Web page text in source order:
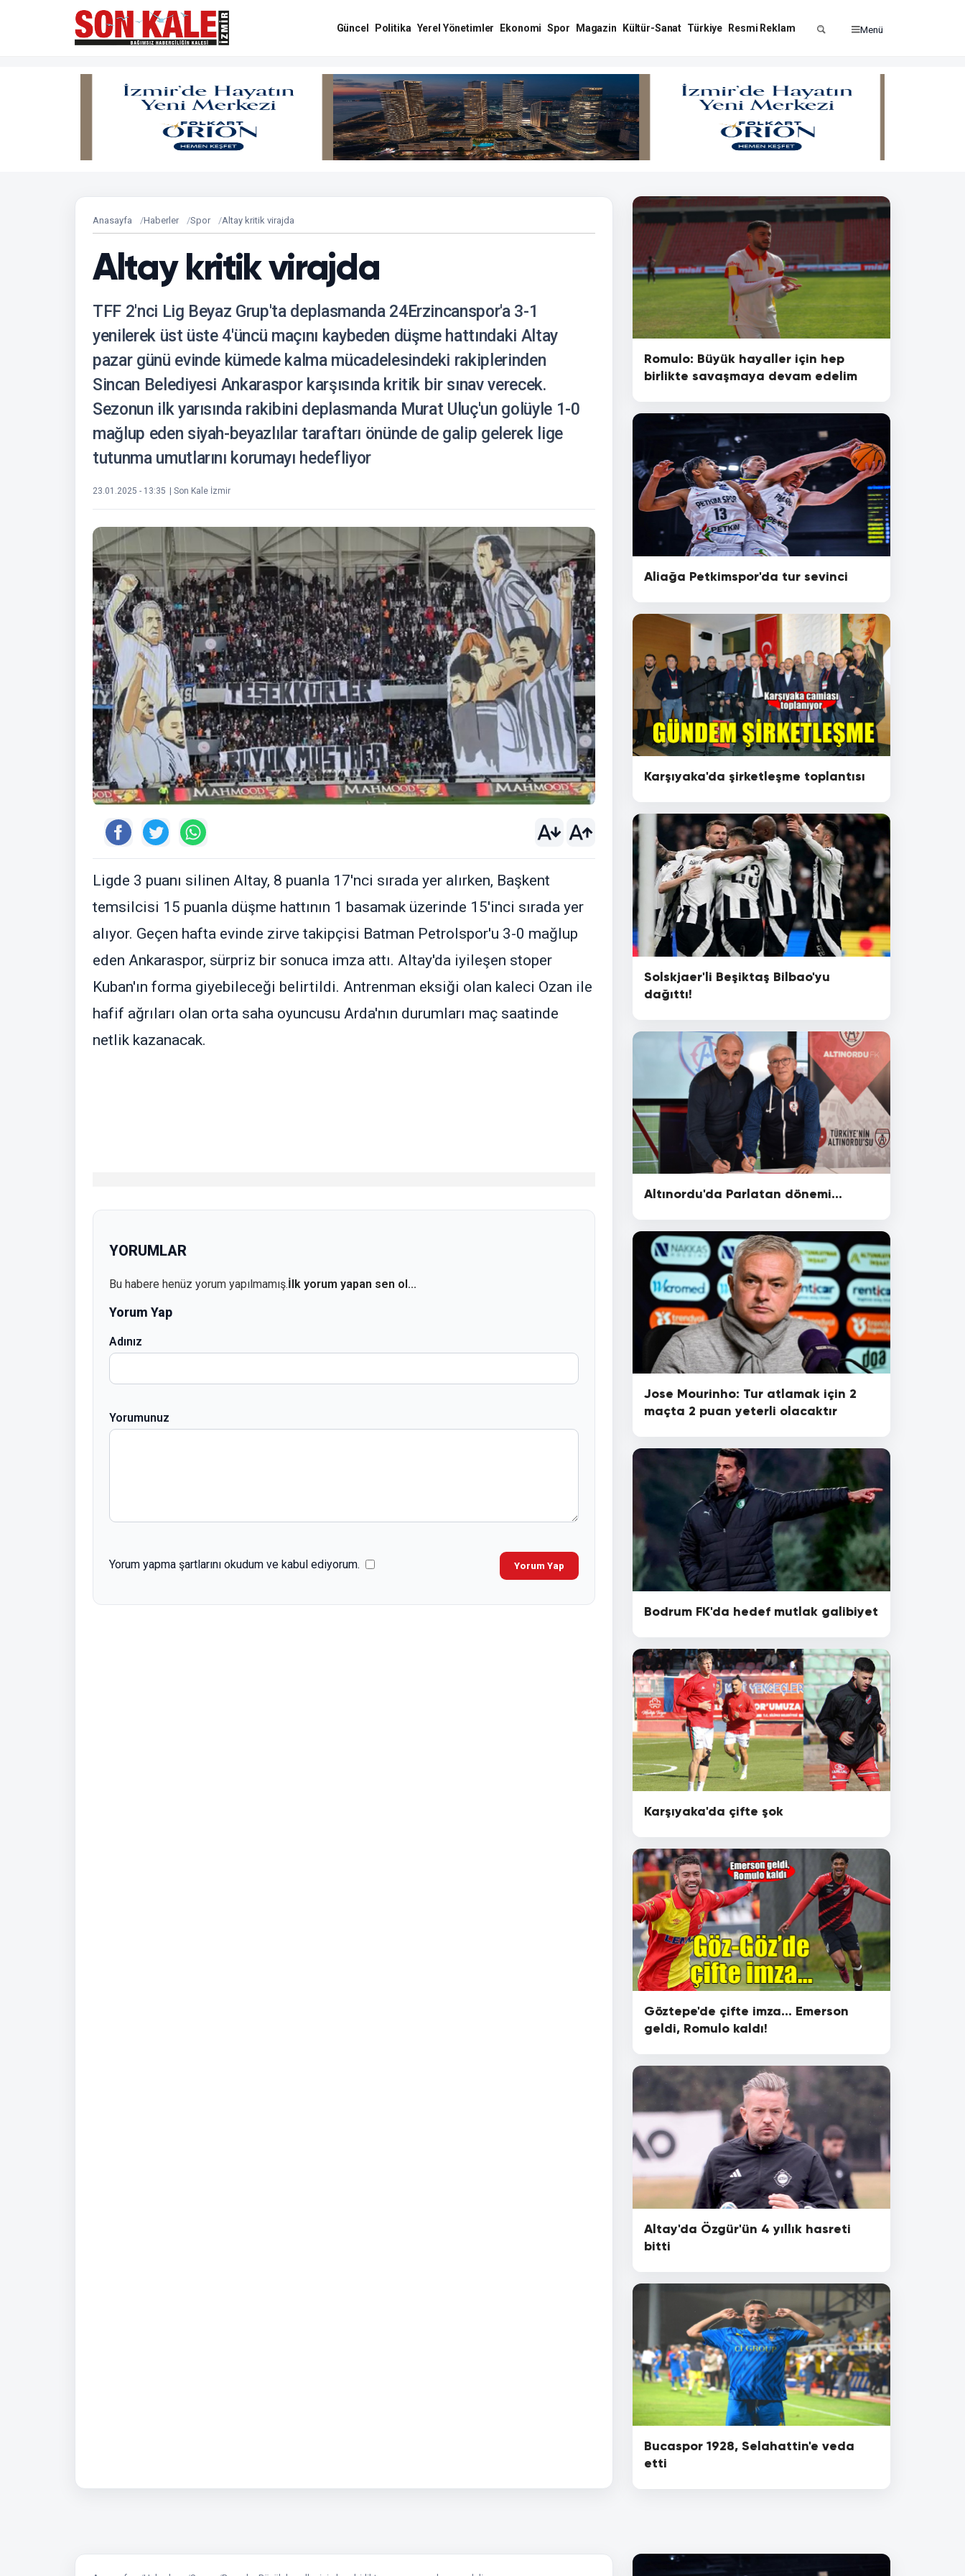
Güncel Politika Yerel Yönetimler Ekonomi Spor Magazin Kültür-Sanat Türkiye Resmi Reklam Menü
Anasayfa Haberler Spor Altay kritik virajda
Altay kritik virajda
TFF 2'nci Lig Beyaz Grup'ta deplasmanda 24Erzincanspor'a 3-1
yenilerek üst üste 4'üncü maçını kaybeden düşme hattındaki Altay
pazar günü evinde kümede kalma mücadelesindeki rakiplerinden
Sincan Belediyesi Ankaraspor karşısında kritik bir sınav verecek.
Sezonun ilk yarısında rakibini deplasmanda Murat Uluç'un golüyle 1-0
mağlup eden siyah-beyazlılar taraftarı önünde de galip gelerek lige
tutunma umutlarını korumayı hedefliyor
23.01.2025 - 13:35 | Son Kale İzmir
Ligde 3 puanı silinen Altay, 8 puanla 17'nci sırada yer alırken, Başkent
temsilcisi 15 puanla düşme hattının 1 basamak üzerinde 15'inci sırada yer
alıyor. Geçen hafta evinde zirve takipçisi Batman Petrolspor'u 3-0 mağlup
eden Ankaraspor, sürpriz bir sonuca imza attı. Altay'da iyileşen stoper
Kuban'ın forma giyebileceği belirtildi. Antrenman eksiği olan kaleci Ozan ile
hafif ağrıları olan orta saha oyuncusu Arda'nın durumları maç saatinde
netlik kazanacak.
YORUMLAR
Bu habere henüz yorum yapılmamış.İlk yorum yapan sen ol...
Yorum Yap
Adınız
Yorumunuz
Yorum yapma şartlarını okudum ve kabul ediyorum. Yorum Yap
Romulo: Büyük hayaller için hep
birlikte savaşmaya devam edelim
Aliağa Petkimspor'da tur sevinci
Karşıyaka'da şirketleşme toplantısı
Solskjaer'li Beşiktaş Bilbao'yu
dağıttı!
Altınordu'da Parlatan dönemi...
Jose Mourinho: Tur atlamak için 2
maçta 2 puan yeterli olacaktır
Bodrum FK'da hedef mutlak galibiyet
Karşıyaka'da çifte şok
Göztepe'de çifte imza... Emerson
geldi, Romulo kaldı!
Altay'da Özgür'ün 4 yıllık hasreti
bitti
Bucaspor 1928, Selahattin'e veda
etti